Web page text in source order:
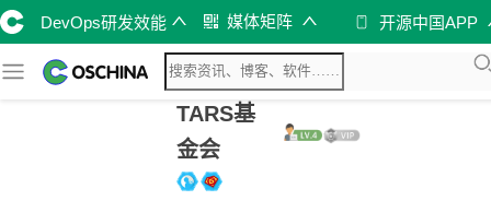
DevOps研发效能 媒体矩阵 开源中国APP
TARS基
金会